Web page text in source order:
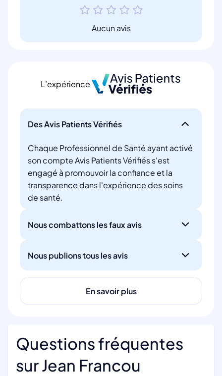
Aucun avis
L’expérience
Des Avis Patients Vérifiés
Chaque Professionnel de Santé ayant activé
son compte Avis Patients Vérifiés s'est
engagé à promouvoir la confiance et la
transparence dans l'expérience des soins
de santé.
Nous combattons les faux avis
Nous publions tous les avis
En savoir plus
Questions fréquentes
sur Jean Francou